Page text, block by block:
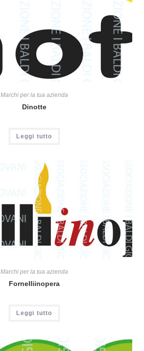
Marchi per la tua azienda
Dinotte
Leggi tutto
Marchi per la tua azienda
Fornelliinopera
Leggi tutto